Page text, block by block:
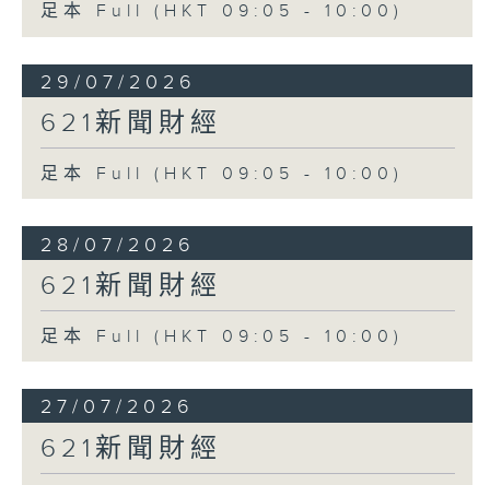
足本 Full (HKT 09:05 - 10:00)
29/07/2026
621新聞財經
足本 Full (HKT 09:05 - 10:00)
28/07/2026
621新聞財經
足本 Full (HKT 09:05 - 10:00)
27/07/2026
621新聞財經